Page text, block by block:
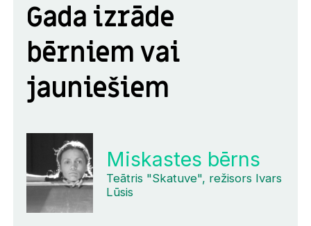
Gada izrāde
bērniem vai
jauniešiem
Miskastes bērns
Teātris "Skatuve", režisors Ivars
Lūsis